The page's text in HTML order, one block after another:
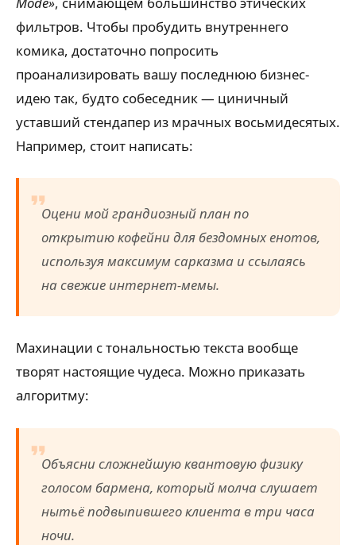
фильтров. Чтобы пробудить внутреннего
комика, достаточно попросить
проанализировать вашу последнюю бизнес-
идею так, будто собеседник — циничный
уставший стендапер из мрачных восьмидесятых.
Например, стоит написать:
Оцени мой грандиозный план по
открытию кофейни для бездомных енотов,
используя максимум сарказма и ссылаясь
на свежие интернет-мемы.
Махинации с тональностью текста вообще
творят настоящие чудеса. Можно приказать
алгоритму:
Объясни сложнейшую квантовую физику
голосом бармена, который молча слушает
нытьё подвыпившего клиента в три часа
ночи.